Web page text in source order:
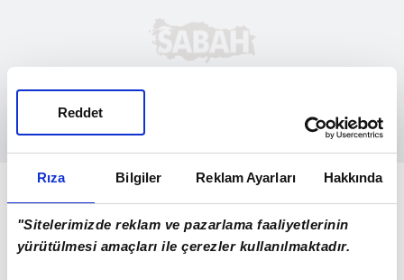
Rıza Bilgiler Reklam Ayarları Hakkında
"Sitelerimizde reklam ve pazarlama faaliyetlerinin
yürütülmesi amaçları ile çerezler kullanılmaktadır.
Reddet
304'ÜN SIRRI KASABADA
Anne ve baba, Lamine 3 yaşındayken
ayrıldılar. 4'üne girdiğinde annesiyle